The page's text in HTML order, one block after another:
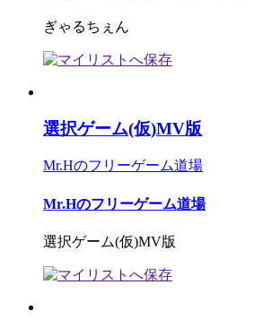
ぎゃるちぇん
選択ゲーム(仮)MV版
Mr.Hのフリーゲーム道場
Mr.Hのフリーゲーム道場
選択ゲーム(仮)MV版